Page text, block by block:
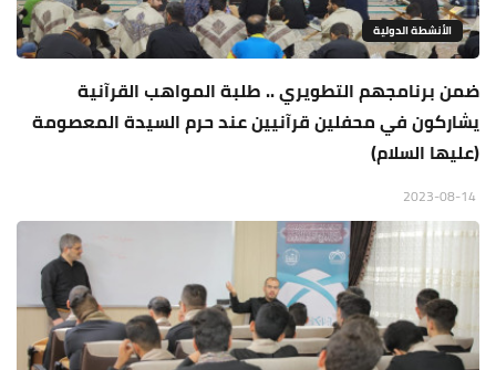
الأنشطة الدولية
ضمن برنامجهم التطويري .. طلبة المواهب القرآنية
يشاركون في محفلين قرآنيين عند حرم السيدة المعصومة
(عليها السلام)